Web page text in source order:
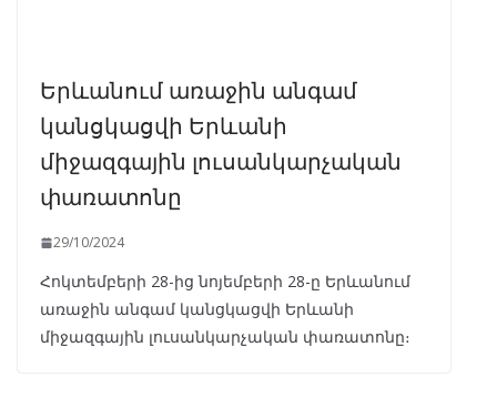
Երևանում առաջին անգամ
կանցկացվի Երևանի
միջազգային լուսանկարչական
փառատոնը
29/10/2024
Հոկտեմբերի 28-ից նոյեմբերի 28-ը Երևանում
առաջին անգամ կանցկացվի Երևանի
միջազգային լուսանկարչական փառատոնը։